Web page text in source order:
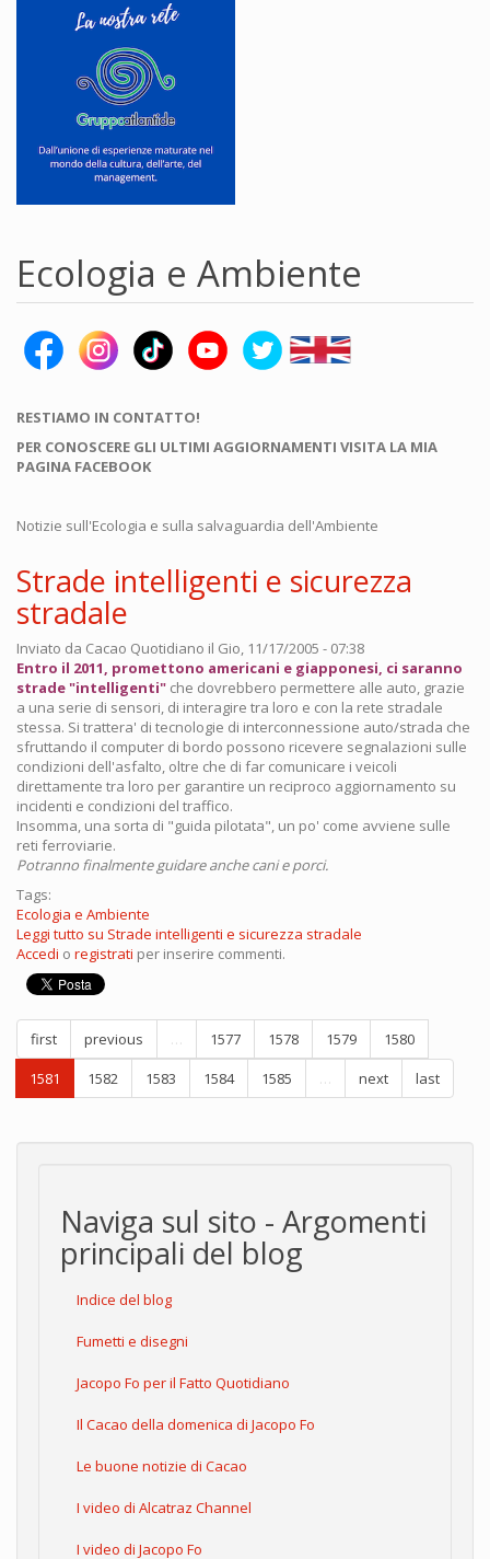
Ecologia e Ambiente
RESTIAMO IN CONTATTO!
PER CONOSCERE GLI ULTIMI AGGIORNAMENTI VISITA LA MIA
PAGINA FACEBOOK
Notizie sull'Ecologia e sulla salvaguardia dell'Ambiente
Strade intelligenti e sicurezza
stradale
Inviato da Cacao Quotidiano il Gio, 11/17/2005 - 07:38
Entro il 2011, promettono americani e giapponesi, ci saranno
strade "intelligenti" che dovrebbero permettere alle auto, grazie
a una serie di sensori, di interagire tra loro e con la rete stradale
stessa. Si trattera' di tecnologie di interconnessione auto/strada che
sfruttando il computer di bordo possono ricevere segnalazioni sulle
condizioni dell'asfalto, oltre che di far comunicare i veicoli
direttamente tra loro per garantire un reciproco aggiornamento su
incidenti e condizioni del traffico.
Insomma, una sorta di "guida pilotata", un po' come avviene sulle
reti ferroviarie.
Potranno finalmente guidare anche cani e porci.
Tags:
Ecologia e Ambiente
Leggi tutto su Strade intelligenti e sicurezza stradale
Accedi o registrati per inserire commenti.
first previous … 1577 1578 1579
1580
1581
1582 1583 1584 1585 … next last
Naviga sul sito - Argomenti
principali del blog
Indice del blog
Fumetti e disegni
Jacopo Fo per il Fatto Quotidiano
Il Cacao della domenica di Jacopo Fo
Le buone notizie di Cacao
I video di Alcatraz Channel
I video di Jacopo Fo